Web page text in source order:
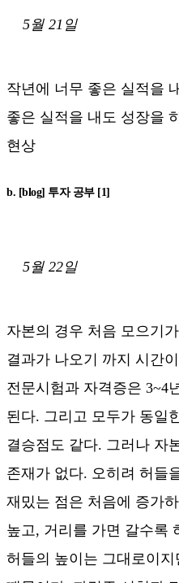
5월 21일
작년에 너무 좋은 실적을
좋은 실적을 내도 성장을
현상
b. [blog] 투자 공부 [1]
5월 22일
자본의 경우 처음 모으기
결과가 나오기 까지 시간
전문시험과 자격증은 3~4
된다. 그리고 모두가 동일
결승점도 같다. 그러나 자
존재가 없다. 오히려 허들
재밌는 점은 처음에 증가
높고, 거리를 가면 갈수록
허들의 높이는 그대로이